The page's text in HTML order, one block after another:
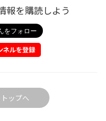
報を購読しよう
ップへ